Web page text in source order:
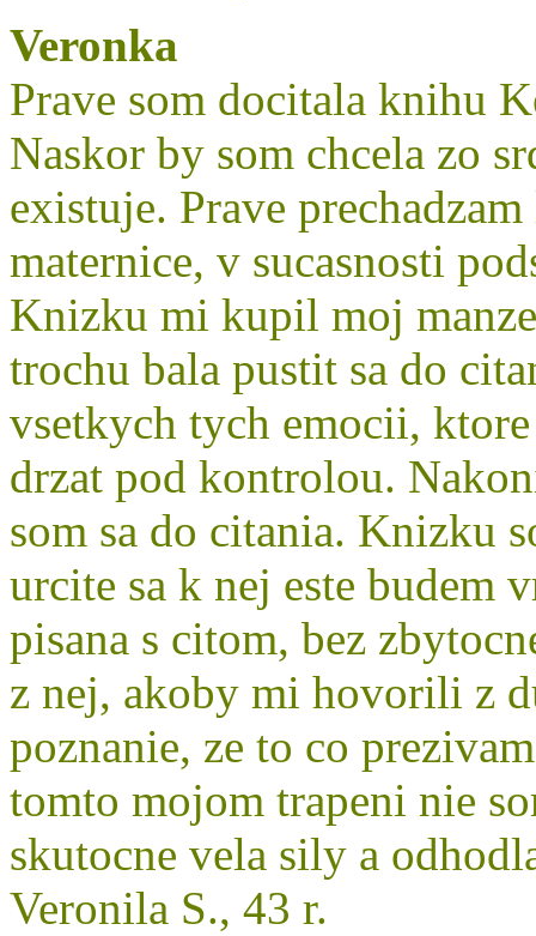
Veronka
Prave som docitala knihu
Naskor by som chcela zo
existuje. Prave
maternice, v sucasnosti
Knizku mi kupil moj
trochu bala pustit sa do
vsetkych tych emocii,
drzat pod kontrolou.
som sa do citania. Knizku
urcite sa k nej este budem
pisana s citom, bez
z nej, akoby mi hovorili z
poznanie, ze to co
tomto mojom trapeni nie
skutocne vela sily a
Veronila S., 43 r.